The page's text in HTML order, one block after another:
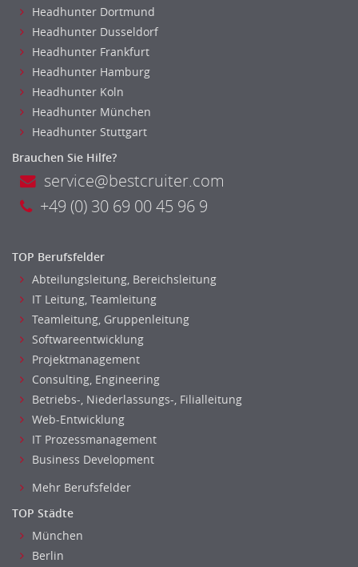
Headhunter Dortmund
Headhunter Dusseldorf
Headhunter Frankfurt
Headhunter Hamburg
Headhunter Koln
Headhunter München
Headhunter Stuttgart
Brauchen Sie Hilfe?
service@bestcruiter.com
+49 (0) 30 69 00 45 96 9
TOP Berufsfelder
Abteilungsleitung, Bereichsleitung
IT Leitung, Teamleitung
Teamleitung, Gruppenleitung
Softwareentwicklung
Projektmanagement
Consulting, Engineering
Betriebs-, Niederlassungs-, Filialleitung
Web-Entwicklung
IT Prozessmanagement
Business Development
Mehr Berufsfelder
TOP Städte
München
Berlin